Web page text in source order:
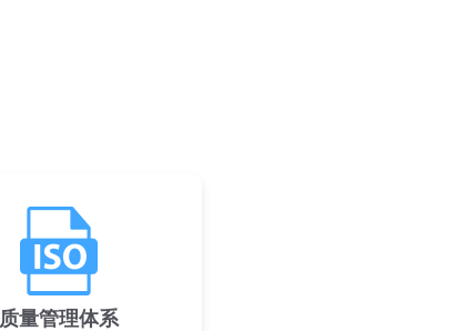
质量管理体系